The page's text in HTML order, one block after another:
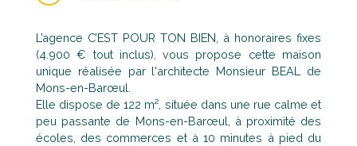
L’agence C’EST POUR TON BIEN, à honoraires fixes
(4.900 € tout inclus), vous propose cette maison
unique réalisée par l'architecte Monsieur BEAL de
Mons-en-Barœul.
Elle dispose de 122 m², située dans une rue calme et
peu passante de Mons-en-Barœul, à proximité des
écoles, des commerces et à 10 minutes à pied du